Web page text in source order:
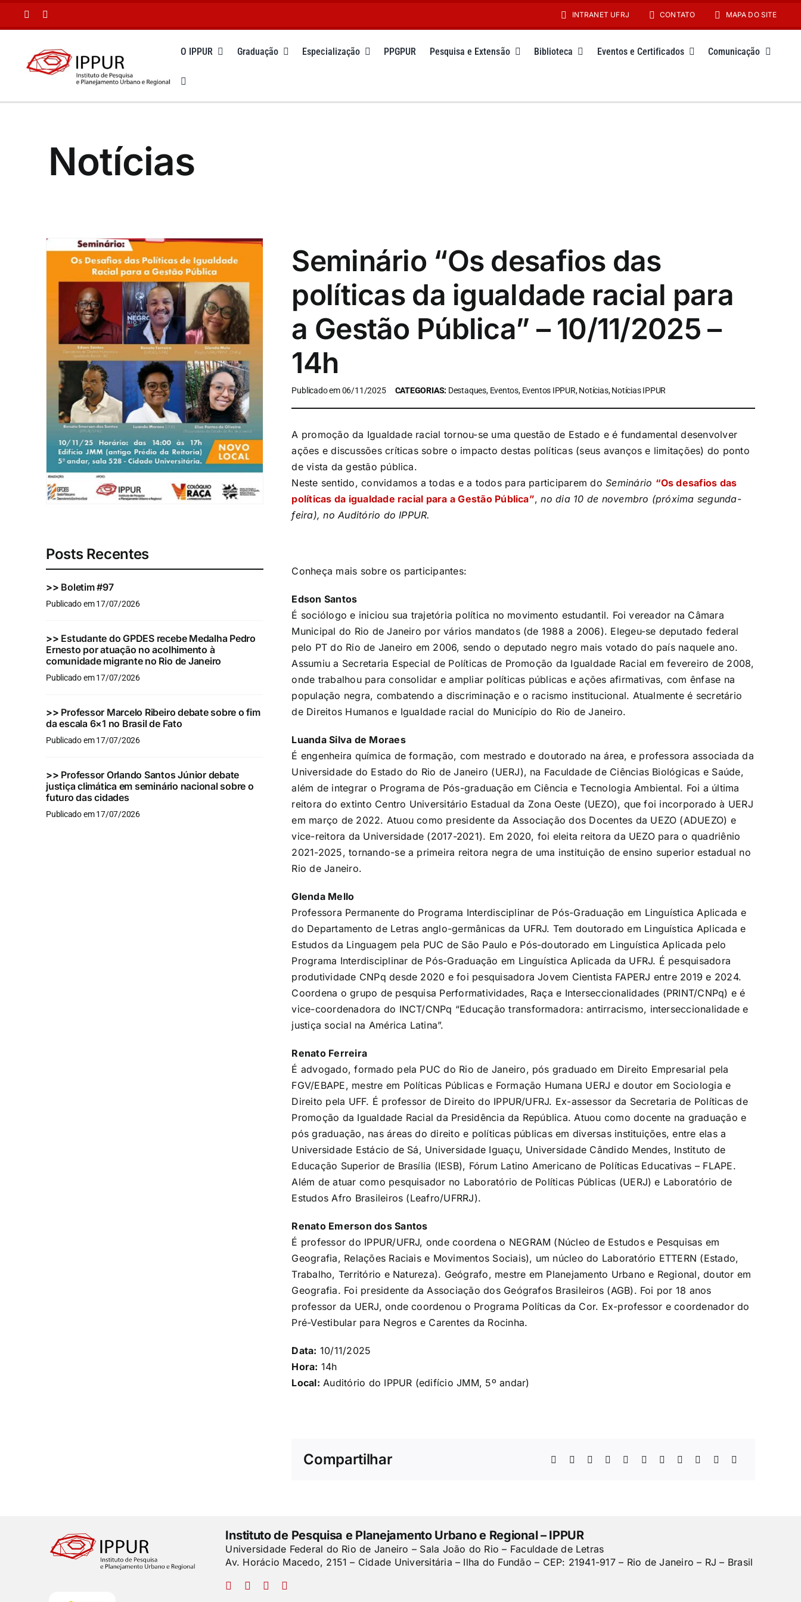
conteúdo
INTRANET UFRJ CONTATO MAPA DO SITE
O IPPUR Graduação Especialização PPGPUR Pesquisa e Extensão Biblioteca Eventos e Certificados Comunicação
Notícias
Posts Recentes
>> Boletim #97
Publicado em 17/07/2026
>> Estudante do GPDES recebe Medalha Pedro
Ernesto por atuação no acolhimento à
comunidade migrante no Rio de Janeiro
Publicado em 17/07/2026
>> Professor Marcelo Ribeiro debate sobre o fim
da escala 6×1 no Brasil de Fato
Publicado em 17/07/2026
>> Professor Orlando Santos Júnior debate
justiça climática em seminário nacional sobre o
futuro das cidades
Publicado em 17/07/2026
Seminário “Os desafios das
políticas da igualdade racial para
a Gestão Pública” – 10/11/2025 –
14h
Publicado em 06/11/2025 CATEGORIAS: Destaques, Eventos, Eventos IPPUR, Notícias, Notícias IPPUR
A promoção da Igualdade racial tornou-se uma questão de Estado e é fundamental desenvolver
ações e discussões críticas sobre o impacto destas políticas (seus avanços e limitações) do ponto
de vista da gestão pública.
Neste sentido, convidamos a todas e a todos para participarem doSeminário “Os desafios das
políticas da igualdade racial para a Gestão Pública”,no dia 10 de novembro (próxima segunda-
feira), no Auditório do IPPUR.
Conheça mais sobre os participantes:
Edson Santos
É sociólogo e iniciou sua trajetória política no movimento estudantil. Foi vereador na Câmara
Municipal do Rio de Janeiro por vários mandatos (de 1988 a 2006). Elegeu-se deputado federal
pelo PT do Rio de Janeiro em 2006, sendo o deputado negro mais votado do país naquele ano.
Assumiu a Secretaria Especial de Políticas de Promoção da Igualdade Racial em fevereiro de 2008,
onde trabalhou para consolidar e ampliar políticas públicas e ações afirmativas, com ênfase na
população negra, combatendo a discriminação e o racismo institucional. Atualmente é secretário
de Direitos Humanos e Igualdade racial do Município do Rio de Janeiro.
Luanda Silva de Moraes
É engenheira química de formação, com mestrado e doutorado na área, e professora associada da
Universidade do Estado do Rio de Janeiro (UERJ), na Faculdade de Ciências Biológicas e Saúde,
além de integrar o Programa de Pós-graduação em Ciência e Tecnologia Ambiental. Foi a última
reitora do extinto Centro Universitário Estadual da Zona Oeste (UEZO), que foi incorporado à UERJ
em março de 2022. Atuou como presidente da Associação dos Docentes da UEZO (ADUEZO) e
vice-reitora da Universidade (2017-2021). Em 2020, foi eleita reitora da UEZO para o quadriênio
2021-2025, tornando-se a primeira reitora negra de uma instituição de ensino superior estadual no
Rio de Janeiro.
Glenda Mello
Professora Permanente do Programa Interdisciplinar de Pós-Graduação em Linguística Aplicada e
do Departamento de Letras anglo-germânicas da UFRJ. Tem doutorado em Linguística Aplicada e
Estudos da Linguagem pela PUC de São Paulo e Pós-doutorado em Linguística Aplicada pelo
Programa Interdisciplinar de Pós-Graduação em Linguística Aplicada da UFRJ. É pesquisadora
produtividade CNPq desde 2020 e foi pesquisadora Jovem Cientista FAPERJ entre 2019 e 2024.
Coordena o grupo de pesquisa Performatividades, Raça e Interseccionalidades (PRINT/CNPq) e é
vice-coordenadora do INCT/CNPq “Educação transformadora: antirracismo, interseccionalidade e
justiça social na América Latina”.
Renato Ferreira
É advogado, formado pela PUC do Rio de Janeiro, pós graduado em Direito Empresarial pela
FGV/EBAPE, mestre em Políticas Públicas e Formação Humana UERJ e doutor em Sociologia e
Direito pela UFF. É professor de Direito do IPPUR/UFRJ. Ex-assessor da Secretaria de Políticas de
Promoção da Igualdade Racial da Presidência da República. Atuou como docente na graduação e
pós graduação, nas áreas do direito e políticas públicas em diversas instituições, entre elas a
Universidade Estácio de Sá, Universidade Iguaçu, Universidade Cândido Mendes, Instituto de
Educação Superior de Brasília (IESB), Fórum Latino Americano de Políticas Educativas – FLAPE.
Além de atuar como pesquisador no Laboratório de Políticas Públicas (UERJ) e Laboratório de
Estudos Afro Brasileiros (Leafro/UFRRJ).
Renato Emerson dos Santos
É professor do IPPUR/UFRJ, onde coordena o NEGRAM (Núcleo de Estudos e Pesquisas em
Geografia, Relações Raciais e Movimentos Sociais), um núcleo do Laboratório ETTERN (Estado,
Trabalho, Território e Natureza). Geógrafo, mestre em Planejamento Urbano e Regional, doutor em
Geografia. Foi presidente da Associação dos Geógrafos Brasileiros (AGB). Foi por 18 anos
professor da UERJ, onde coordenou o Programa Políticas da Cor. Ex-professor e coordenador do
Pré-Vestibular para Negros e Carentes da Rocinha.
Data: 10/11/2025
Hora: 14h
Local: Auditório do IPPUR (edifício JMM, 5º andar)
Compartilhar
Instituto de Pesquisa e Planejamento Urbano e Regional – IPPUR
Universidade Federal do Rio de Janeiro – Sala João do Rio – Faculdade de Letras
Av. Horácio Macedo, 2151 – Cidade Universitária – Ilha do Fundão – CEP: 21941-917 – Rio de Janeiro – RJ – Brasil